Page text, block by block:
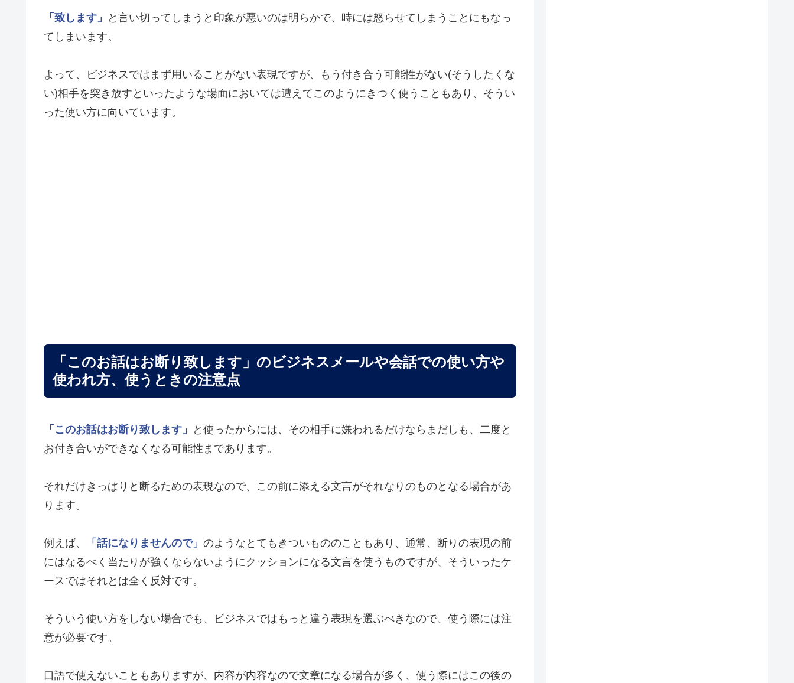
「致します」
と言い切ってしまうと印象が悪いのは明らかで、時には怒らせてしまうことにもなっ
てしまいます。
よって、ビジネスではまず用いることがない表現ですが、もう付き合う可能性がない(そうしたくな
い)相手を突き放すといったような場面においては遭えてこのようにきつく使うこともあり、そうい
った使い方に向いています。
「このお話はお断り致します」のビジネスメールや会話での使い方や
使われ方、使うときの注意点
「このお話はお断り致します」
と使ったからには、その相手に嫌われるだけならまだしも、二度と
お付き合いができなくなる可能性まであります。
それだけきっぱりと断るための表現なので、この前に添える文言がそれなりのものとなる場合があ
ります。
例えば、 「話になりませんので」 のようなとてもきついもののこともあり、通常、断りの表現の前
にはなるべく当たりが強くならないようにクッションになる文言を使うものですが、そういったケ
ースではそれとは全く反対です。
そういう使い方をしない場合でも、ビジネスではもっと違う表現を選ぶべきなので、使う際には注
意が必要です。
口語で使えないこともありますが、内容が内容なので文章になる場合が多く、使う際にはこの後の